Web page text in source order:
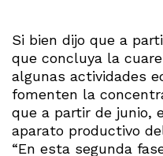
Si bien dijo que a
que concluya la
algunas actividades
fomenten la
que a partir de junio,
aparato productivo
“En esta segunda